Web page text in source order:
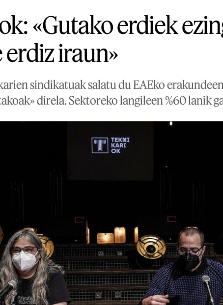
«Gutako erdiek
iraun»
sindikatuak salatu du EAEko
direla. Sektoreko langileen %60 lanik